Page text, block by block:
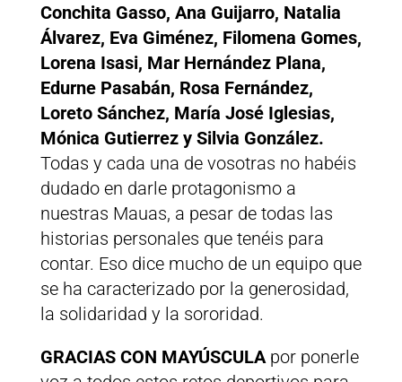
Conchita Gasso, Ana Guijarro, Natalia
Álvarez, Eva Giménez, Filomena Gomes,
Lorena Isasi, Mar Hernández Plana,
Edurne Pasabán, Rosa Fernández,
Loreto Sánchez, María José Iglesias,
Mónica Gutierrez y Silvia González.
Todas y cada una de vosotras no habéis
dudado en darle protagonismo a
nuestras Mauas, a pesar de todas las
historias personales que tenéis para
contar. Eso dice mucho de un equipo que
se ha caracterizado por la generosidad,
la solidaridad y la sororidad.
GRACIAS CON MAYÚSCULApor ponerle